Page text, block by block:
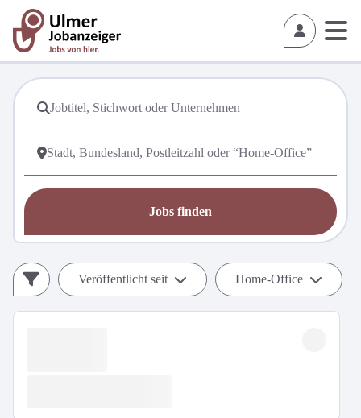
Jobs finden
Veröffentlicht seit Home-Office